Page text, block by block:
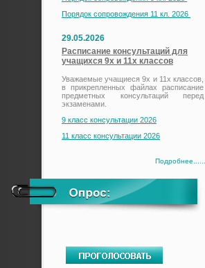
Порядок сопровождения 11 кл. 2026
29.05.2026
Расписание консультаций для
учащихся 9х и 11х классов
Уважаемые учащиеся 9х и 11х классов,
в прикрепленных файлах расписание
предметных консультаций перед
экзаменами.
9 класс консультации 2026
11 класс консультации 2026
Подробнее.......